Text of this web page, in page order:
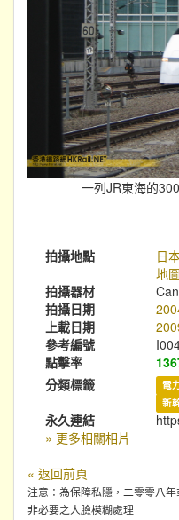
一列JR東海的
拍攝地點 日
地
拍攝器材
拍攝日期
上載日期
參考編號
點擊率
分類標籤
電
新
永久連結
» 更多相關相片
« 返回前頁
注意：為保障私隱，二零零八
非必要之人臉模糊處理